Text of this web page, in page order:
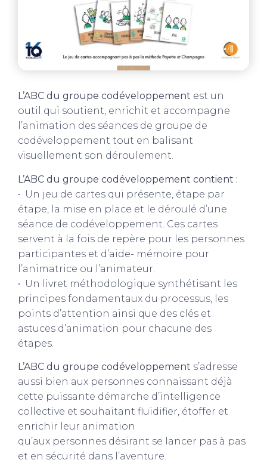
L’ABC du groupe codéveloppement est un
outil qui soutient, enrichit et accompagne
l’animation des séances de groupe de
codéveloppement tout en balisant
visuellement son déroulement.
L’ABC du groupe codéveloppement contient :
• Un jeu de cartes qui présente, étape par
étape, la mise en place et le déroulé d’une
séance de codéveloppement. Ces cartes
servent à la fois de repère pour les personnes
participantes et d’aide- mémoire pour
l’animatrice ou l’animateur.
• Un livret méthodologique synthétisant les
principes fondamentaux du processus, les
points d’attention ainsi que des clés et
astuces d’animation pour chacune des
étapes.
L’ABC du groupe codéveloppement s’adresse
aussi bien aux personnes connaissant déjà
cette puissante démarche d’intelligence
collective et souhaitant fluidifier, étoffer et
enrichir leur animation
qu’aux personnes désirant se lancer pas à pas
et en sécurité dans l’aventure.